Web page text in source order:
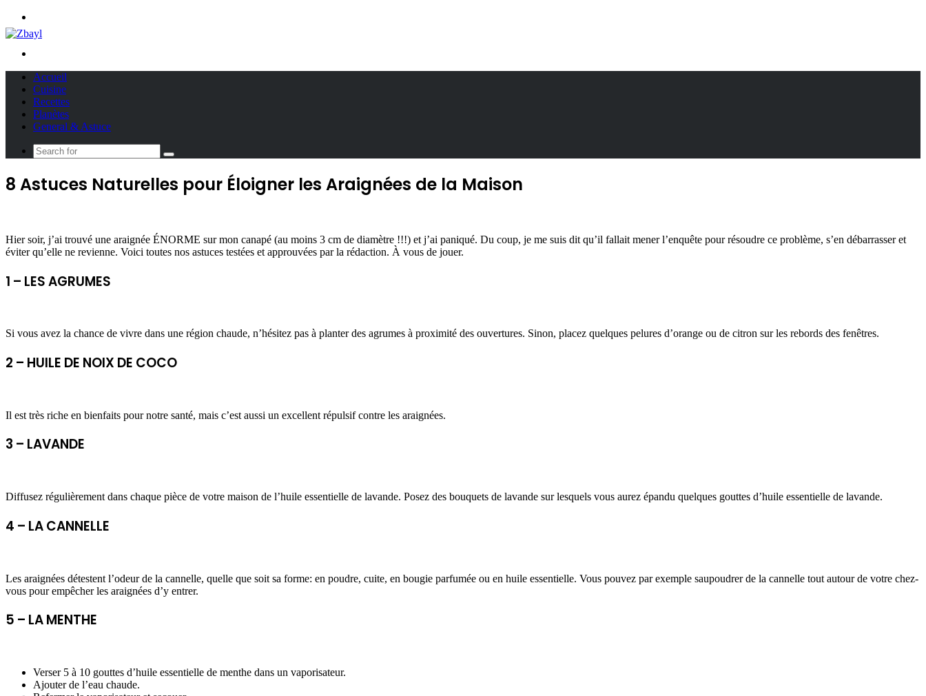
Accueil
Cuisine
Recettes
Planètes
General & Astuce
Search
8 Astuces Naturelles pour Éloigner les Araignées de la Maison
Hier soir, j’ai trouvé une araignée ÉNORME sur mon canapé (au moins 3 cm de diamètre !!!) et j’ai paniqué. Du coup, je me suis dit qu’il fallait mener l’enquête pour résoudre ce problème, s’en débarrasser et
éviter qu’elle ne revienne. Voici toutes nos astuces testées et approuvées par la rédaction. À vous de jouer.
1 – LES AGRUMES
Si vous avez la chance de vivre dans une région chaude, n’hésitez pas à planter des agrumes à proximité des ouvertures. Sinon, placez quelques pelures d’orange ou de citron sur les rebords des fenêtres.
2 – HUILE DE NOIX DE COCO
Il est très riche en bienfaits pour notre santé, mais c’est aussi un excellent répulsif contre les araignées.
3 – LAVANDE
Diffusez régulièrement dans chaque pièce de votre maison de l’huile essentielle de lavande. Posez des bouquets de lavande sur lesquels vous aurez épandu quelques gouttes d’huile essentielle de lavande.
4 – LA CANNELLE
Les araignées détestent l’odeur de la cannelle, quelle que soit sa forme: en poudre, cuite, en bougie parfumée ou en huile essentielle. Vous pouvez par exemple saupoudrer de la cannelle tout autour de votre chez-
vous pour empêcher les araignées d’y entrer.
5 – LA MENTHE
Verser 5 à 10 gouttes d’huile essentielle de menthe dans un vaporisateur.
Ajouter de l’eau chaude.